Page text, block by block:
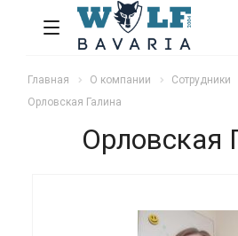
Главная О компании Сотрудники
Орловская Галина
Орловская